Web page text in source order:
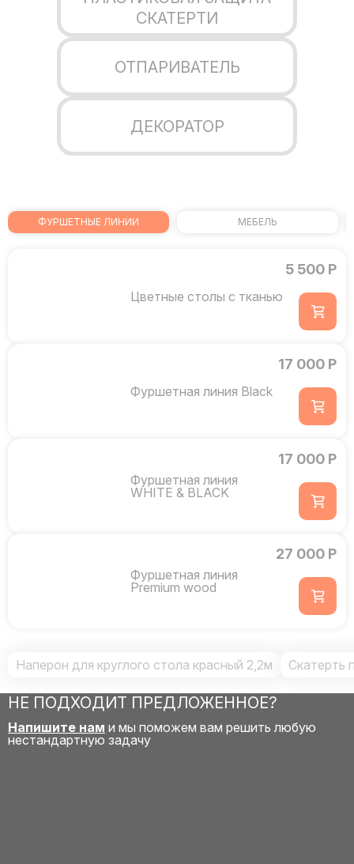
СКАТЕРТИ
ОТПАРИВАТЕЛЬ
ДЕКОРАТОР
ФУРШЕТНЫЕ ЛИНИИ МЕБЕЛЬ
Цветные столы с тканью
5 500 Р
Фуршетная линия Black
17 000 Р
Фуршетная линия
WHITE & BLACK
17 000 Р
Фуршетная линия
Premium wood
27 000 Р
Наперон для круглого стола красный 2,2м Скатерть
НЕ ПОДХОДИТ ПРЕДЛОЖЕННОЕ?
Напишите нам и мы поможем вам решить любую
нестандартную задачу